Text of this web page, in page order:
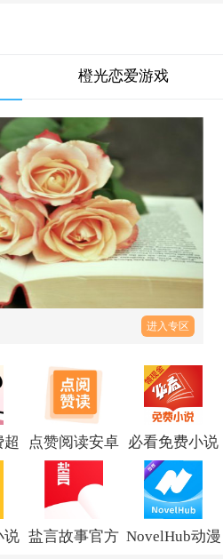
橙光恋爱游戏
进入专区
超 点赞阅读安卓
版v1.0.0
必看免费小说
正版v2.46.00
说 盐言故事官方 NovelHub动漫